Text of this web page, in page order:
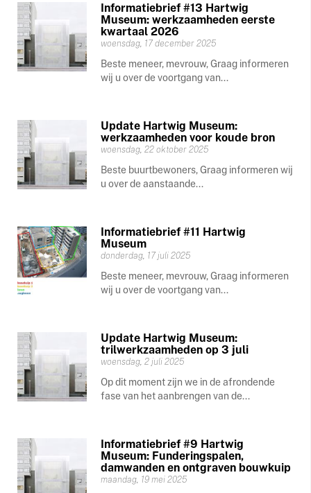
Informatiebrief #13 Hartwig
Museum: werkzaamheden eerste
kwartaal 2026
woensdag, 17 december 2025
Beste meneer, mevrouw, Graag informeren
wij u over de voortgang van...
Update Hartwig Museum:
werkzaamheden voor koude bron
woensdag, 22 oktober 2025
Beste buurtbewoners, Graag informeren wij
u over de aanstaande...
Informatiebrief #11 Hartwig
Museum
donderdag, 17 juli 2025
Beste meneer, mevrouw, Graag informeren
wij u over de voortgang van...
Update Hartwig Museum:
trilwerkzaamheden op 3 juli
woensdag, 2 juli 2025
Op dit moment zijn we in de afrondende
fase van het aanbrengen van de...
Informatiebrief #9 Hartwig
Museum: Funderingspalen,
damwanden en ontgraven bouwkuip
maandag, 19 mei 2025